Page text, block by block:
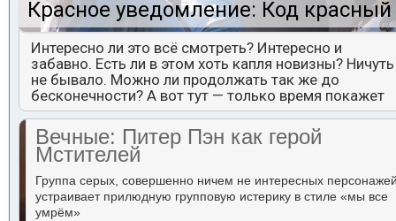
Красное уведомление: Код красный
Интересно ли это всё смотреть? Интересно и
забавно. Есть ли в этом хоть капля новизны? Ничуть
не бывало. Можно ли продолжать так же до
бесконечности? А вот тут — только время покажет
Вечные: Питер Пэн как герой
Мстителей
Группа серых, совершенно ничем не интересных
устраивает прилюдную групповую истерику в стиле «мы все
умрём»